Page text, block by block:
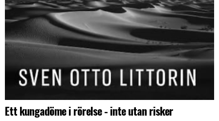
Ett kungadöme i rörelse - inte utan risker